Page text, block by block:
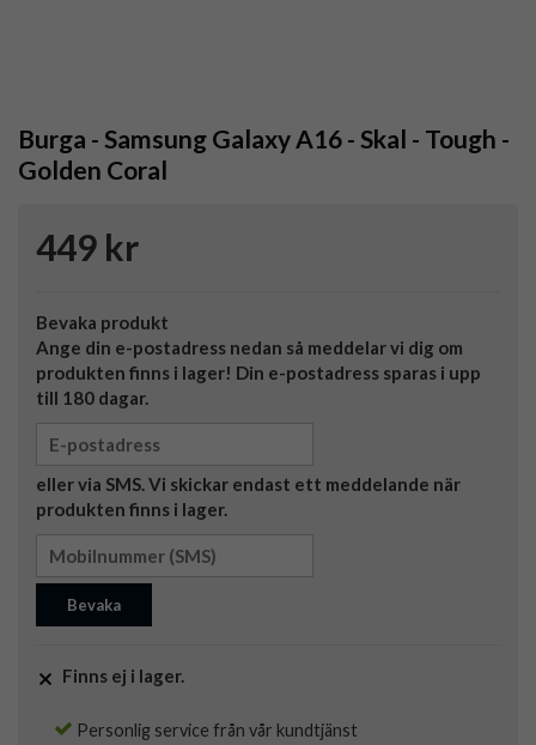
Burga - Samsung Galaxy A16 - Skal - Tough -
Golden Coral
449 kr
Bevaka produkt
Ange din e-postadress nedan så meddelar vi dig om
produkten finns i lager! Din e-postadress sparas i upp
till 180 dagar.
eller via SMS. Vi skickar endast ett meddelande när
produkten finns i lager.
Bevaka
Finns ej i lager.
Personlig service från vår kundtjänst